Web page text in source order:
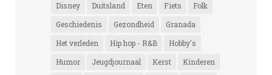
Disney
Duitsland Eten Fiets
Folk
Geschiedenis
Gezondheid
Granada
Het verleden
Hip hop - R&B
Hobby's
Humor
Jeugdjournaal Kerst
Kinderen